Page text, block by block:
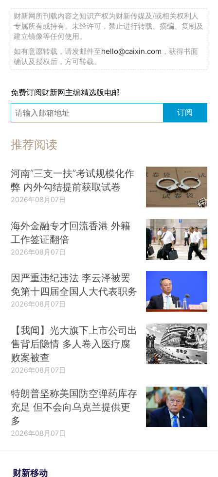
财新网所刊载内容之知识产权为财新传媒及/或相关权利人
专属所有或持有。未经许可，禁止进行转载、摘编、复制及
建立镜像等任何使用。
如有意愿转载，请发邮件至hello@caixin.com ，获得书面
确认及授权后，方可转载。
免费订阅财新网主编精选版电邮
订阅
推荐阅读
河南“三支一扶”考试规模化作
弊 内外勾结提前获取试卷
2026年08月07日
海外金融专才回流香港 外籍
工作签证翻倍
2026年08月07日
因严重违纪违法 李云泽被罢
免第十四届全国人大代表职务
2026年08月07日
【我闻】光大旗下上市公司出
售背后隐情 多人卷入医疗腐
败案被查
2026年08月07日
特朗普坚称美国防空弹药库存
充足 但不会向乌克兰提供更
多
2026年08月07日
财新移动